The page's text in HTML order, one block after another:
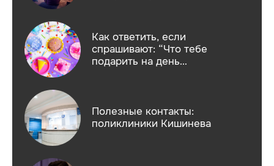
Как ответить, если
спрашивают: “Что тебе
подарить на день
Полезные контакты:
поликлиники Кишинева